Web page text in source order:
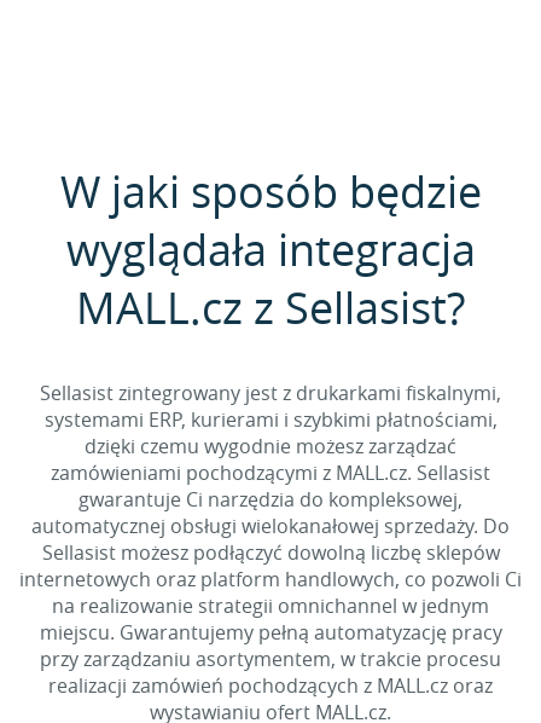
W jaki sposób będzie
wyglądała integracja
MALL.cz z Sellasist?
Sellasist zintegrowany jest z drukarkami fiskalnymi,
systemami ERP, kurierami i szybkimi płatnościami,
dzięki czemu wygodnie możesz zarządzać
zamówieniami pochodzącymi z MALL.cz. Sellasist
gwarantuje Ci narzędzia do kompleksowej,
automatycznej obsługi wielokanałowej sprzedaży. Do
Sellasist możesz podłączyć dowolną liczbę sklepów
internetowych oraz platform handlowych, co pozwoli Ci
na realizowanie strategii omnichannel w jednym
miejscu. Gwarantujemy pełną automatyzację pracy
przy zarządzaniu asortymentem, w trakcie procesu
realizacji zamówień pochodzących z MALL.cz oraz
wystawianiu ofert MALL.cz.